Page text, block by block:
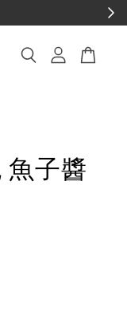
魚子醬